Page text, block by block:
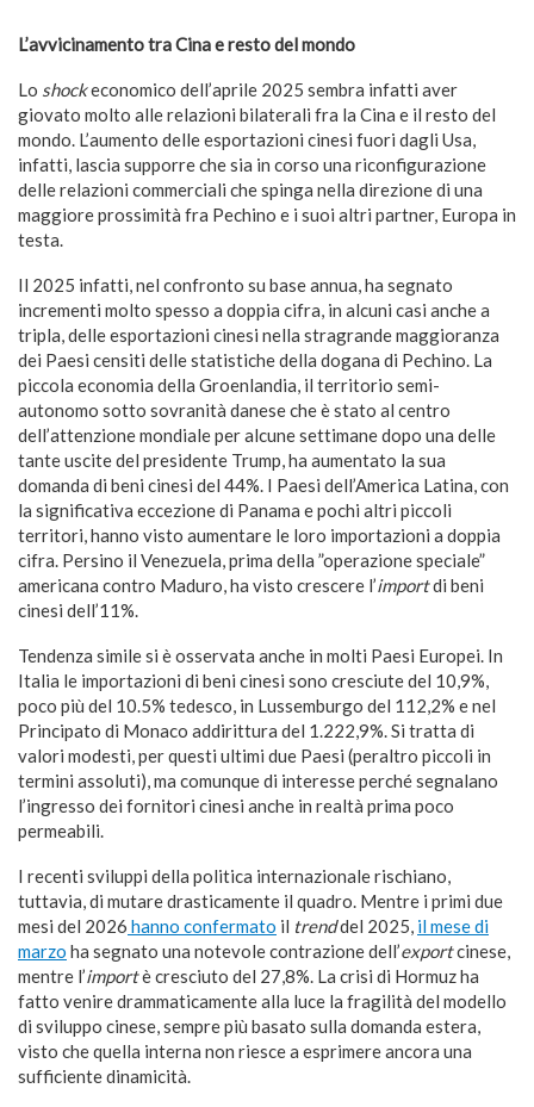
L’avvicinamento tra Cina e resto del mondo
Lo shockeconomico dell’aprile 2025 sembra infatti aver
giovato molto alle relazioni bilaterali fra la Cina e il resto del
mondo. L’aumento delle esportazioni cinesi fuori dagli Usa,
infatti, lascia supporre che sia in corso una riconfigurazione
delle relazioni commerciali che spinga nella direzione di una
maggiore prossimità fra Pechino e i suoi altri partner, Europa in
testa.
Il 2025 infatti, nel confronto su base annua, ha segnato
incrementi molto spesso a doppia cifra, in alcuni casi anche a
tripla, delle esportazioni cinesi nella stragrande maggioranza
dei Paesi censiti delle statistiche della dogana di Pechino. La
piccola economia della Groenlandia, il territorio semi-
autonomo sotto sovranità danese che è stato al centro
dell’attenzione mondiale per alcune settimane dopo una delle
tante uscite del presidente Trump, ha aumentato la sua
domanda di beni cinesi del 44%. I Paesi dell’America Latina, con
la significativa eccezione di Panama e pochi altri piccoli
territori, hanno visto aumentare le loro importazioni a doppia
cifra. Persino il Venezuela, prima della ”operazione speciale”
americana contro Maduro, ha visto crescere l’importdi beni
cinesi dell’11%.
Tendenza simile si è osservata anche in molti Paesi Europei. In
Italia le importazioni di beni cinesi sono cresciute del 10,9%,
poco più del 10.5% tedesco, in Lussemburgo del 112,2% e nel
Principato di Monaco addirittura del 1.222,9%. Si tratta di
valori modesti, per questi ultimi due Paesi (peraltro piccoli in
termini assoluti), ma comunque di interesse perché segnalano
l’ingresso dei fornitori cinesi anche in realtà prima poco
permeabili.
I recenti sviluppi della politica internazionale rischiano,
tuttavia, di mutare drasticamente il quadro. Mentre i primi due
mesi del 2026 hanno confermato il trenddel 2025, il mese di
marzo ha segnato una notevole contrazione dell’exportcinese,
mentre l’importè cresciuto del 27,8%. La crisi di Hormuz ha
fatto venire drammaticamente alla luce la fragilità del modello
di sviluppo cinese, sempre più basato sulla domanda estera,
visto che quella interna non riesce a esprimere ancora una
sufficiente dinamicità.